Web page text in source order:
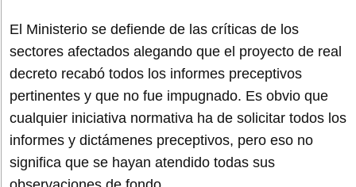
El Ministerio se defiende de las críticas de los
sectores afectados alegando que el proyecto de real
decreto recabó todos los informes preceptivos
pertinentes y que no fue impugnado. Es obvio que
cualquier iniciativa normativa ha de solicitar todos los
informes y dictámenes preceptivos, pero eso no
significa que se hayan atendido todas sus